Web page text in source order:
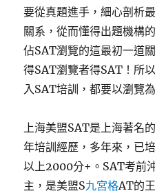
要從真題進手，細心剖析
關系，從而懂得出題機構
佔SAT瀏覽的這最初一道
得SAT瀏覽者得SAT！所
入SAT培訓，都要以瀏覽
上海美盟SAT是上海著名
年培訓經歷，多年來，已
以上2000分+。SAT考前
主，是美盟S九宮格AT的